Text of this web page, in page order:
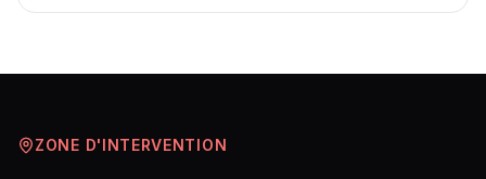
ZONE D'INTERVENTION